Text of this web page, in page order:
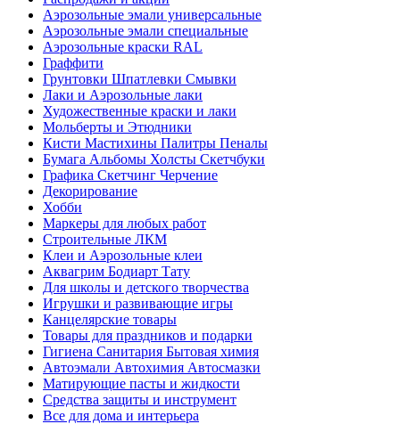
Аэрозольные эмали универсальные
Аэрозольные эмали специальные
Аэрозольные краски RAL
Граффити
Грунтовки Шпатлевки Смывки
Лаки и Аэрозольные лаки
Художественные краски и лаки
Мольберты и Этюдники
Кисти Мастихины Палитры Пеналы
Бумага Альбомы Холсты Скетчбуки
Графика Скетчинг Черчение
Декорирование
Хобби
Маркеры для любых работ
Строительные ЛКМ
Клеи и Аэрозольные клеи
Аквагрим Бодиарт Тату
Для школы и детского творчества
Игрушки и развивающие игры
Канцелярские товары
Товары для праздников и подарки
Гигиена Санитария Бытовая химия
Автоэмали Автохимия Автосмазки
Матирующие пасты и жидкости
Средства защиты и инструмент
Все для дома и интерьера